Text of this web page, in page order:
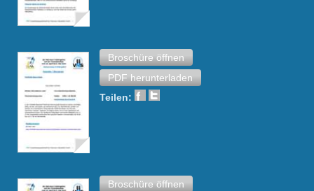
Broschüre öffnen
PDF herunterladen
Teilen:
Broschüre öffnen